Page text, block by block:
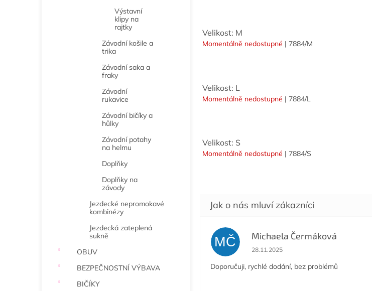
Výstavní
klipy na
rajtky
Závodní košile a
trika
Závodní saka a
fraky
Závodní
rukavice
Závodní bičíky a
hůlky
Závodní potahy
na helmu
Doplňky
Doplňky na
závody
Jezdecké nepromokavé
kombinézy
Jezdecká zateplená
sukně
OBUV
BEZPEČNOSTNÍ VÝBAVA
BIČÍKY
Velikost: M
Momentálně nedostupné | 7884/M
Velikost: L
Momentálně nedostupné | 7884/L
Velikost: S
Momentálně nedostupné | 7884/S
MČ Michaela Čermáková
Hodnocení obchodu je 5 z 5 hvězdiček.
28.11.2025
Doporučuji, rychlé dodání, bez problémů